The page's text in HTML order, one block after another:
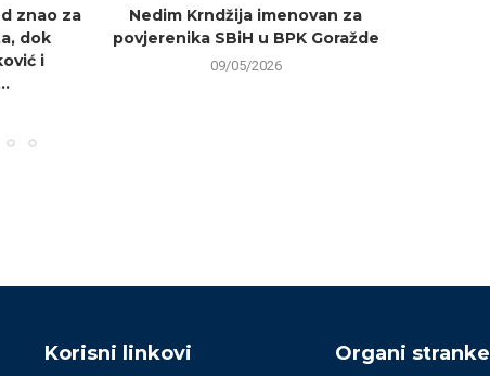
znao za
dok
i
Nedim Krndžija imenovan za
povjerenika SBiH u BPK Goražde
09/05/2026
Korisni linkovi Organi stranke